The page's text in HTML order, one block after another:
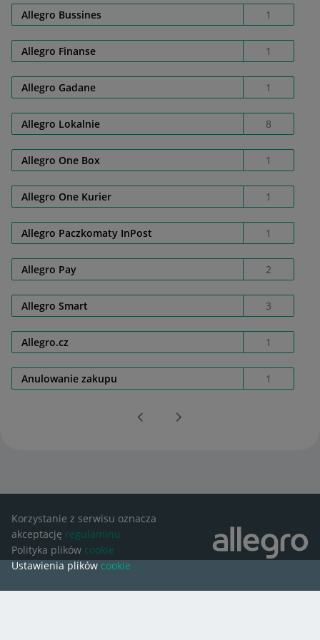
Allegro Bussines 1
Allegro Finanse 1
Allegro Gadane 1
Allegro Lokalnie 8
Allegro One Box 1
Allegro One Kurier 1
Allegro Paczkomaty InPost 1
Allegro Pay 2
Allegro Smart 3
Allegro.cz 1
Anulowanie zakupu 1
Korzystanie z serwisu oznacza
akceptację regulaminu
Polityka plików cookie
Ustawienia plików cookie